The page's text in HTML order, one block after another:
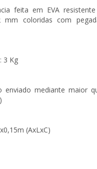
feita em EVA
coloridas com
3 Kg
enviado mediante maior
(AxLxC)